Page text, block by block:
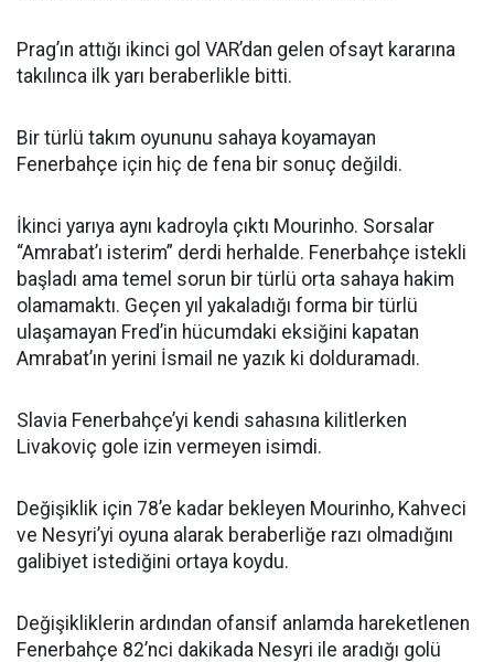
Prag’ın attığı ikinci gol VAR’dan gelen ofsayt kararına
takılınca ilk yarı beraberlikle bitti.
Bir türlü takım oyununu sahaya koyamayan
Fenerbahçe için hiç de fena bir sonuç değildi.
İkinci yarıya aynı kadroyla çıktı Mourinho. Sorsalar
“Amrabat’ı isterim” derdi herhalde. Fenerbahçe istekli
başladı ama temel sorun bir türlü orta sahaya hakim
olamamaktı. Geçen yıl yakaladığı forma bir türlü
ulaşamayan Fred’in hücumdaki eksiğini kapatan
Amrabat’ın yerini İsmail ne yazık ki dolduramadı.
Slavia Fenerbahçe’yi kendi sahasına kilitlerken
Livakoviç gole izin vermeyen isimdi.
Değişiklik için 78’e kadar bekleyen Mourinho, Kahveci
ve Nesyri’yi oyuna alarak beraberliğe razı olmadığını
galibiyet istediğini ortaya koydu.
Değişikliklerin ardından ofansif anlamda hareketlenen
Fenerbahçe 82’nci dakikada Nesyri ile aradığı golü